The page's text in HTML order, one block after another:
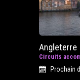
Angleterre
Circuits
Prochain